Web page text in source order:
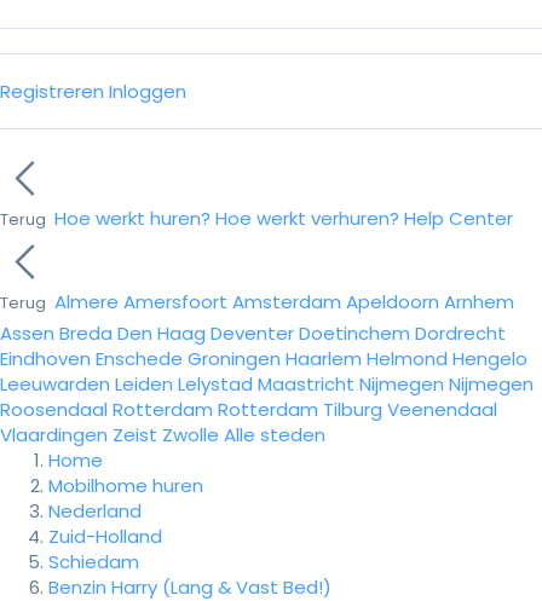
Registreren Inloggen
Terug Hoe werkt huren? Hoe werkt verhuren? Help Center
Terug Almere Amersfoort Amsterdam Apeldoorn Arnhem
Assen Breda Den Haag DeventerDoetinchem Dordrecht
Eindhoven Enschede Groningen Haarlem Helmond Hengelo
Leeuwarden Leiden Lelystad Maastricht Nijmegen Nijmegen
Roosendaal Rotterdam Rotterdam Tilburg Veenendaal
Vlaardingen Zeist Zwolle Alle steden
Home
Mobilhome huren
Nederland
Zuid-Holland
Schiedam
Benzin Harry (Lang & Vast Bed!)